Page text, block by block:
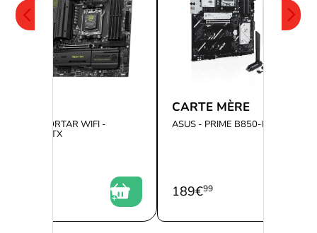
B850M MORTAR WIFI -
DDR5/MATX
CARTE MÈRE
ASUS - PRIME B850-PLUS WIFI
189€99